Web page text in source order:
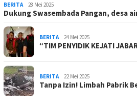
BERITA 28 Mei 2025
Dukung Swasembada Pangan, desa
BERITA 24 Mei 2025
“TIM PENYIDIK KEJATI
BERITA 22 Mei 2025
Tanpa Izin! Limbah Pabrik